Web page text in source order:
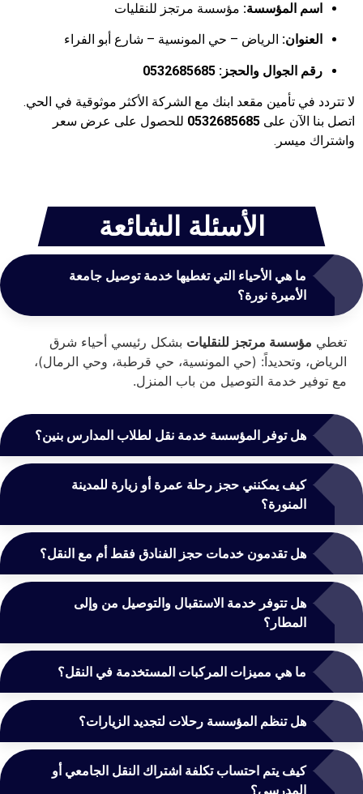
اسم المؤسسة: مؤسسة مرتجز للنقليات
العنوان: الرياض – حي المونسية – شارع أبو الفراء
رقم الجوال والحجز: 0532685685
لا تتردد في تأمين مقعد ابنك مع الشركة الأكثر موثوقية في الحي.
اتصل بنا الآن على 0532685685 للحصول على عرض سعر
واشتراك ميسر.
الأسئلة الشائعة
ما هي الأحياء التي تغطيها خدمة توصيل جامعة
الأميرة نورة؟
تغطي مؤسسة مرتجز للنقليات بشكل رئيسي أحياء شرق
الرياض، وتحديداً: (حي المونسية، حي قرطبة، وحي الرمال)،
مع توفير خدمة التوصيل من باب المنزل.
هل توفر المؤسسة خدمة نقل لطلاب المدارس بنين؟
كيف يمكنني حجز رحلة عمرة أو زيارة للمدينة
المنورة؟
هل تقدمون خدمات حجز الفنادق فقط أم مع النقل؟
هل تتوفر خدمة الاستقبال والتوصيل من وإلى
المطار؟
ما هي مميزات المركبات المستخدمة في النقل؟
هل تنظم المؤسسة رحلات لتجديد الزيارات؟
كيف يتم احتساب تكلفة اشتراك النقل الجامعي أو
المدرسي؟